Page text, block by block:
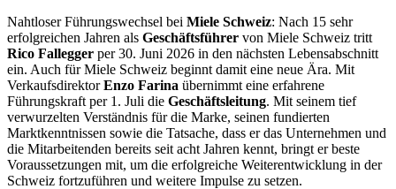
Nahtloser Führungswechsel bei Miele Schweiz: Nach 15 sehr
erfolgreichen Jahren als Geschäftsführer von Miele Schweiz tritt
Rico Fallegger per 30. Juni 2026 in den nächsten Lebensabschnitt
ein. Auch für Miele Schweiz beginnt damit eine neue Ära. Mit
VerkaufsdirektorEnzo Farina übernimmt eine erfahrene
Führungskraft per 1. Juli die Geschäftsleitung. Mit seinem tief
verwurzelten Verständnis für die Marke, seinen fundierten
Marktkenntnissen sowie die Tatsache, dass er das Unternehmen und
die Mitarbeitenden bereits seit acht Jahren kennt, bringt er beste
Voraussetzungen mit, um die erfolgreiche Weiterentwicklung in der
Schweiz fortzuführen und weitere Impulse zu setzen.